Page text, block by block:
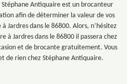
Antiquaire est un brocanteur
afin de déterminer la valeur de vos
Jardres dans le 86800. Alors, n’hésitez
à Jardres dans le 86800 il passera chez
et de brocante gratuitement. Vous
de rien chez Stéphane Antiquaire.